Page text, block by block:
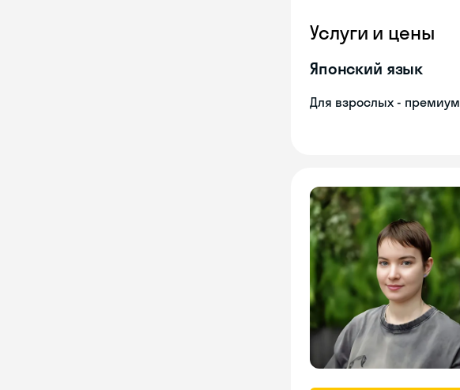
Услуги и цены
Японский язык
Для взрослых - премиум